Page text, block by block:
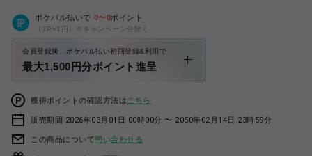
ポケパル払いで 0〜0ポイント
（1P=1円）※キャンペーン分除く
会員登録後、ポケパル払い初回登録&利用で
最大1,500円分ポイント進呈
獲得ポイントの確認方法は こちら
販売期間 2026年03月01日 00時00分 〜 2050年02月14日 23時59分
この商品について問い合わせる